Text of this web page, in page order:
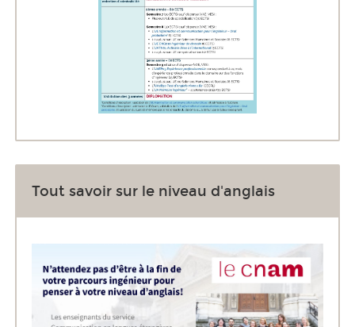
Tout savoir sur le niveau d'anglais